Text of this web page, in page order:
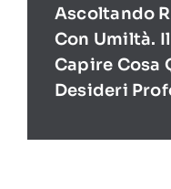
Ascoltando
Con Umiltà.
Capire Cosa
Desideri